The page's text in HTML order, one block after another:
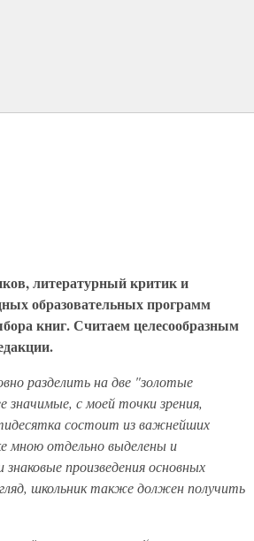
литературный критик и
образовательных программ
книг. Считаем целесообразным
разделить на две "золотые
с моей точки зрения,
состоит из важнейших
мною отдельно выделены и
произведения основных
школьник также должен получить